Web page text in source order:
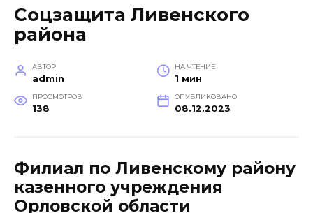
Соцзащита Ливенского
района
АВТОР
admin
НА ЧТЕНИЕ
1 мин
ПРОСМОТРОВ
138
ОПУБЛИКОВАНО
08.12.2023
Филиал по Ливенскому району
казенного учреждения
Орловской области